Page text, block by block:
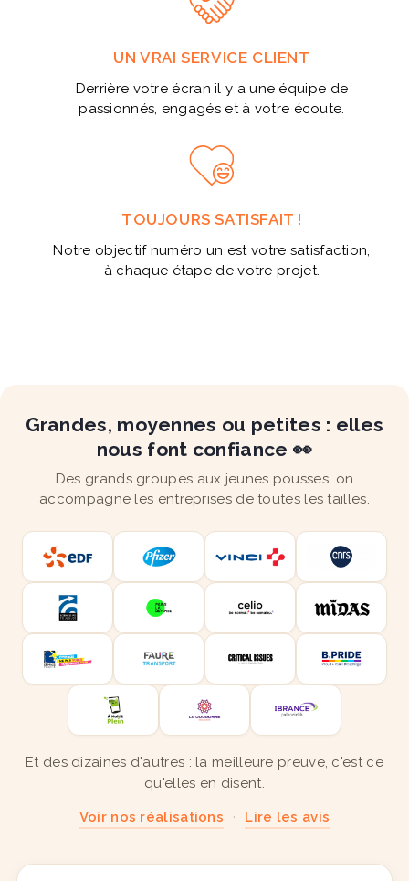
UN VRAI SERVICE CLIENT
Derrière votre écran il y a une équipe de
passionnés, engagés et à votre écoute.
TOUJOURS SATISFAIT !
Notre objectif numéro un est votre satisfaction,
à chaque étape de votre projet.
Grandes, moyennes ou petites : elles
nous font confiance 👀
Des grands groupes aux jeunes pousses, on
accompagne les entreprises de toutes les tailles.
Et des dizaines d'autres : la meilleure preuve, c'est ce
qu'elles en disent.
Voir nos réalisations · Lire les avis